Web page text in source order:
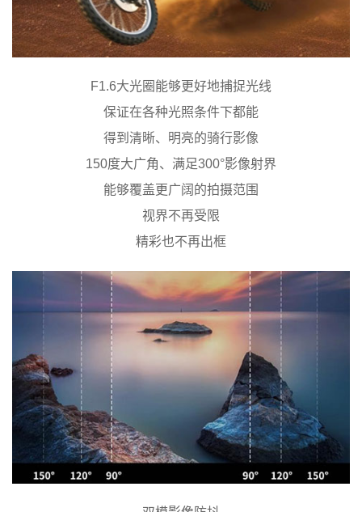
F1.6大光圈能够更好地捕捉光线
保证在各种光照条件下都能
得到清晰、明亮的骑行影像
150度大广角、满足300°影像射界
能够覆盖更广阔的拍摄范围
视界不再受限
精彩也不再出框